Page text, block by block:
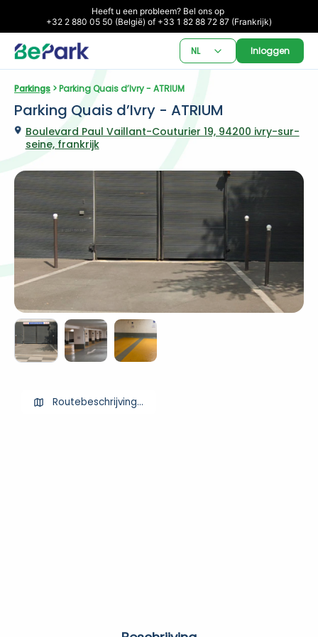
Heeft u een probleem? Bel ons op
+32 2 880 05 50 (België) of +33 1 82 88 72 87 (Frankrijk)
NL Inloggen
Parkings > Parking Quais d’Ivry - ATRIUM
Parking Quais d’Ivry - ATRIUM
Boulevard Paul Vaillant-Couturier 19, 94200 ivry-sur-
seine, frankrijk
Routebeschrijving ophalen